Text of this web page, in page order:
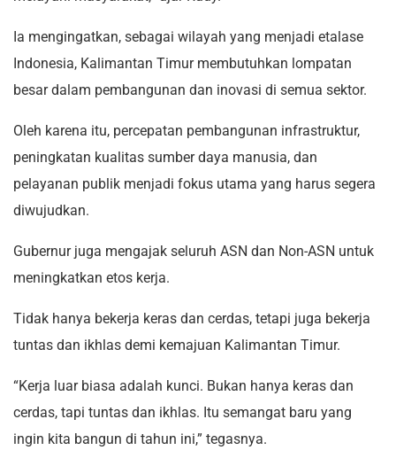
Ia mengingatkan, sebagai wilayah yang menjadi etalase
Indonesia, Kalimantan Timur membutuhkan lompatan
besar dalam pembangunan dan inovasi di semua sektor.
Oleh karena itu, percepatan pembangunan infrastruktur,
peningkatan kualitas sumber daya manusia, dan
pelayanan publik menjadi fokus utama yang harus segera
diwujudkan.
Gubernur juga mengajak seluruh ASN dan Non-ASN untuk
meningkatkan etos kerja.
Tidak hanya bekerja keras dan cerdas, tetapi juga bekerja
tuntas dan ikhlas demi kemajuan Kalimantan Timur.
“Kerja luar biasa adalah kunci. Bukan hanya keras dan
cerdas, tapi tuntas dan ikhlas. Itu semangat baru yang
ingin kita bangun di tahun ini,” tegasnya.